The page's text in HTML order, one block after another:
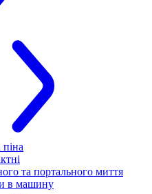
та портального миття
в машину